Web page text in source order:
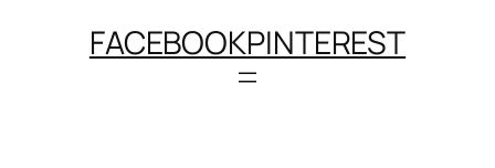
FACEBOOKPINTEREST